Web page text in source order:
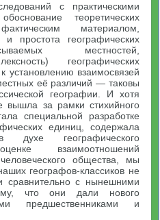
с практическими
теоретических
материалом,
и простота географических
местностей,
географических
установлению взаимосвязей
её различий — таковы
географии. И хотя
вышла за рамки стихийного
специальной разработке
единиц, содержала
географического
взаимоотношений
общества, мы
географов-классиков не
сравнительно с нынешними
что они дали нового
предшественниками и